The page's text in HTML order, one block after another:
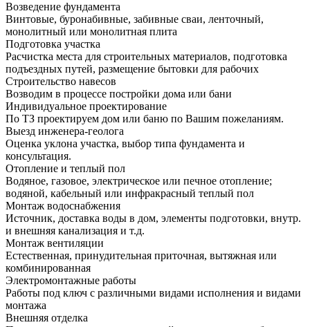
Возведение фундамента
Винтовые, буронабивные, забивные сваи, ленточный,
монолитный или монолитная плита
Подготовка участка
Расчистка места для строительных материалов, подготовка
подъездных путей, размещение бытовки для рабочих
Строительство навесов
Возводим в процессе постройки дома или бани
Индивидуальное проектирование
По ТЗ проектируем дом или баню по Вашим пожеланиям.
Выезд инженера-геолога
Оценка уклона участка, выбор типа фундамента и
консультация.
Отопление и теплый пол
Водяное, газовое, электрическое или печное отопление;
водяной, кабельный или инфракрасный теплый пол
Монтаж водоснабжения
Источник, доставка воды в дом, элементы подготовки, внутр.
и внешняя канализация и т.д.
Монтаж вентиляции
Естественная, принудительная приточная, вытяжная или
комбинированная
Электромонтажные работы
Работы под ключ с различными видами исполнения и видами
монтажа
Внешняя отделка